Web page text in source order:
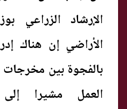
الإرشاد الزراعي
الأراضي إن هناك
بالفجوة بين
العمل مشيرا